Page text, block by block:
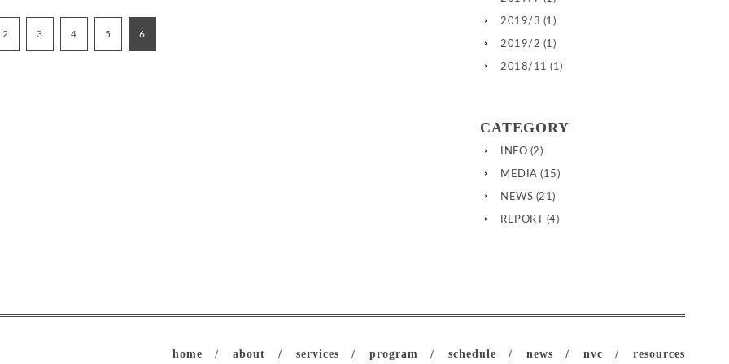
2 3 4 5 6
2019/3 (1)
2019/2 (1)
2018/11 (1)
CATEGORY
INFO (2)
MEDIA (15)
NEWS (21)
REPORT (4)
home about services program schedule news nvc resources